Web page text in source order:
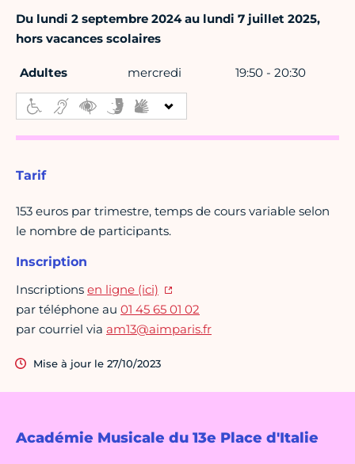
Académie Musicale du 13e Place d'Italie
Du lundi 2 septembre 2024 au lundi 7 juillet 2025,
hors vacances scolaires
Adultes mercredi 19:50 - 20:30
Tarif
153 euros par trimestre, temps de cours variable selon
le nombre de participants.
Inscription
Inscriptions en ligne (ici)
par téléphone au 01 45 65 01 02
par courriel via am13@aimparis.fr
Mise à jour le 27/10/2023